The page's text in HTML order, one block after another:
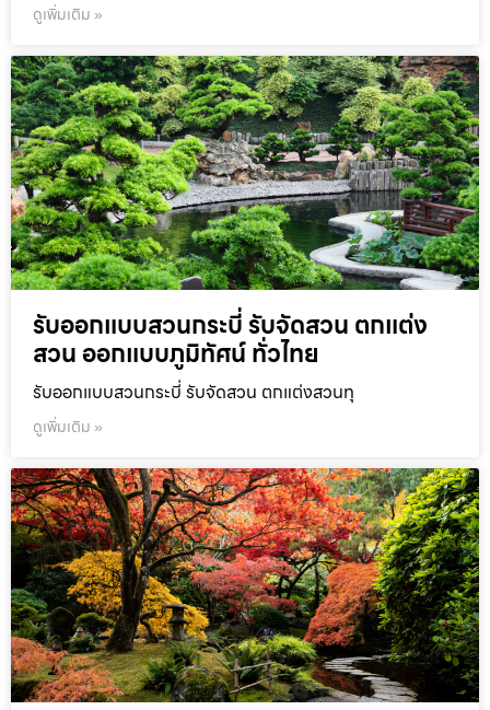
ดูเพิ่มเติม »
รับออกแบบสวนกระบี่ รับจัดสวน ตกแต่ง
สวน ออกแบบภูมิทัศน์ ทั่วไทย
รับออกแบบสวนกระบี่ รับจัดสวน ตกแต่งสวนทุ
ดูเพิ่มเติม »